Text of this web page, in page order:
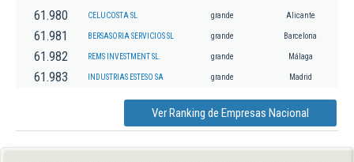
61.980 CELUCOSTA SL grande Alicante
61.981 BERSASORIA SERVICIOS SL grande Barcelona
61.982 REMS INVESTMENT SL. grande Málaga
61.983 INDUSTRIAS ESTESO SA grande Madrid
Ver Ranking de Empresas Nacional